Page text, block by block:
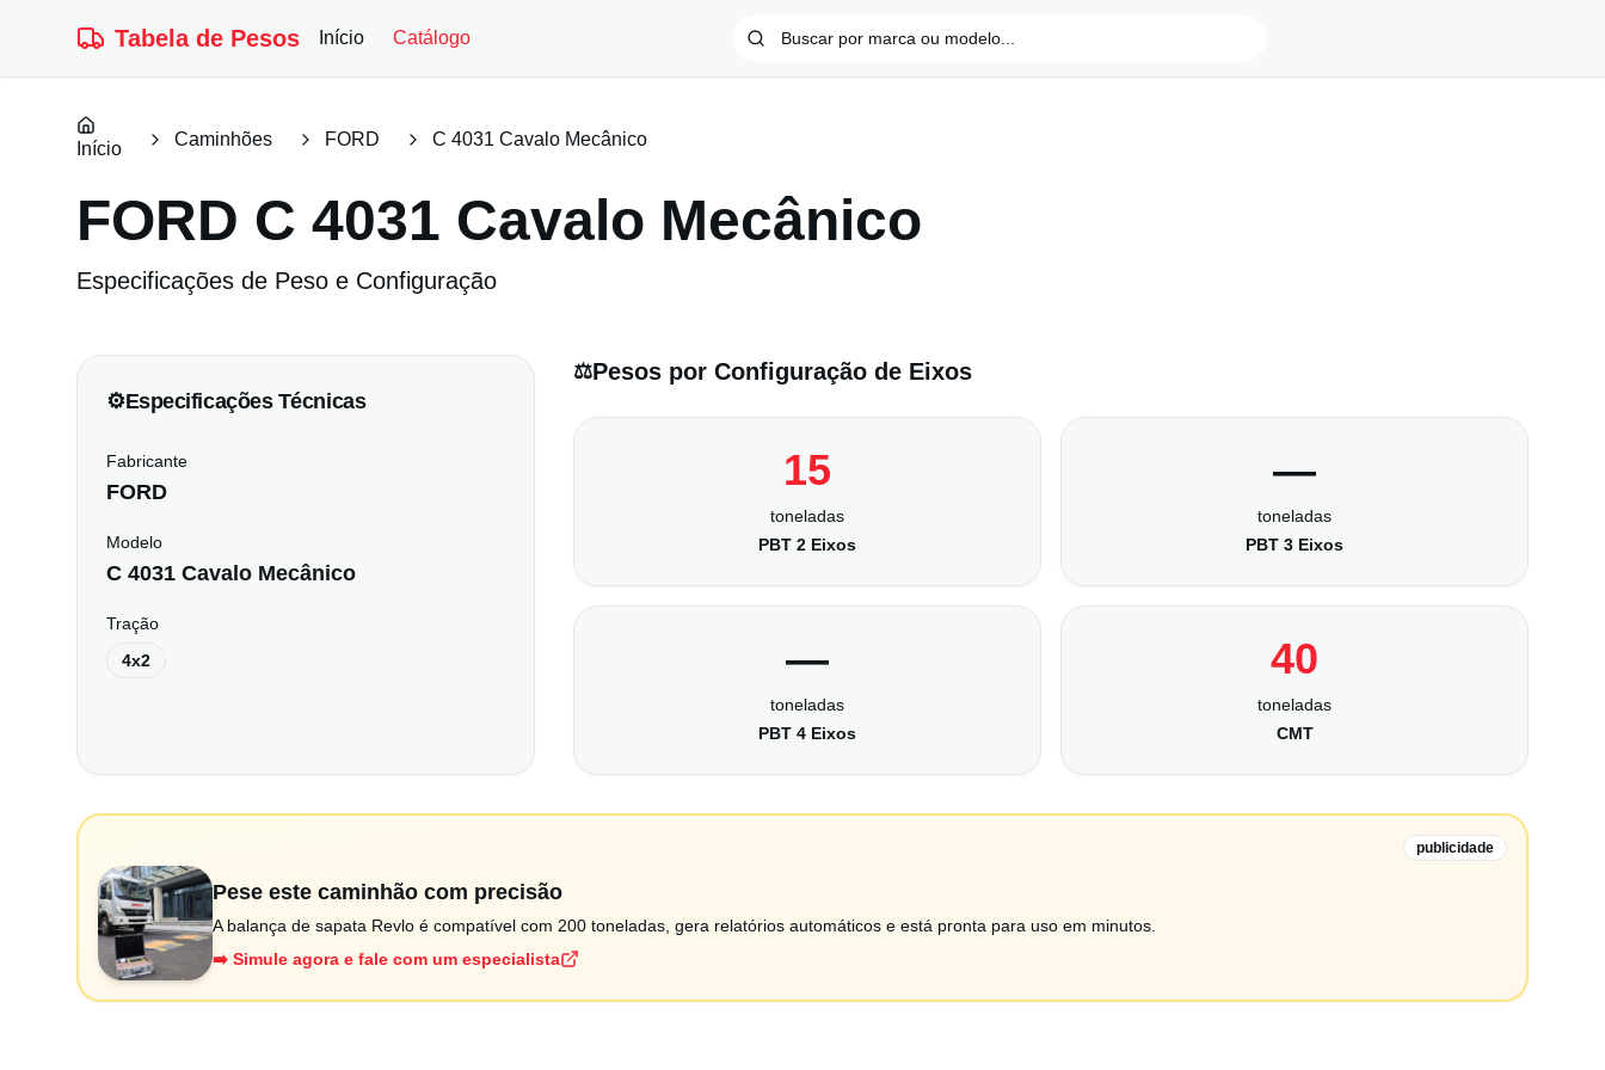
Tabela de Pesos Início Catálogo
Início Caminhões FORD C 4031 Cavalo Mecânico
FORD C 4031 Cavalo Mecânico
Especificações de Peso e Configuração
⚙️Especificações Técnicas
Fabricante
FORD
Modelo
C 4031 Cavalo Mecânico
Tração
4x2
⚖️Pesos por Configuração de Eixos
15
toneladas
PBT 2 Eixos
—
toneladas
PBT 3 Eixos
—
toneladas
PBT 4 Eixos
40
toneladas
CMT
publicidade
Pese este caminhão com precisão
A balança de sapata Revlo é compatível com 200 toneladas, gera relatórios automáticos e está pronta para uso em minutos.
➡️ Simule agora e fale com um especialista